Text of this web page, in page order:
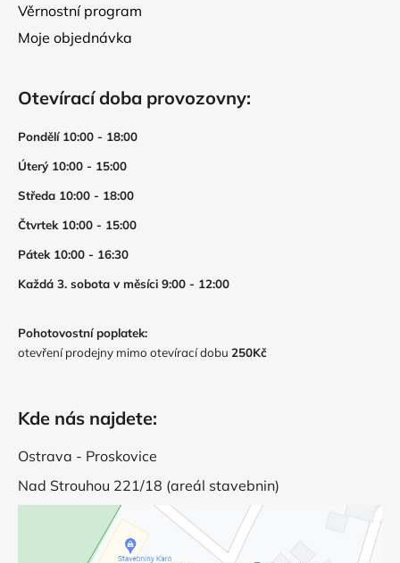
Věrnostní program
Moje objednávka
Otevírací doba provozovny:
Pondělí 10:00 - 18:00
Úterý 10:00 - 15:00
Středa 10:00 - 18:00
Čtvrtek 10:00 - 15:00
Pátek 10:00 - 16:30
Každá 3. sobota v měsíci 9:00 - 12:00
Pohotovostní poplatek:
otevření prodejny mimo otevírací dobu 250Kč
Kde nás najdete:
Ostrava - Proskovice
Nad Strouhou 221/18 (areál stavebnin)